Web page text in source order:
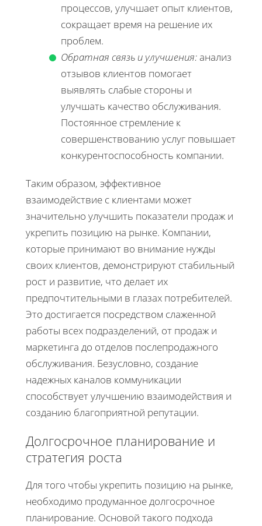
процессов, улучшает опыт клиентов,
сокращает время на решение их
проблем.
Обратная связь и улучшения:анализ
отзывов клиентов помогает
выявлять слабые стороны и
улучшать качество обслуживания.
Постоянное стремление к
совершенствованию услуг повышает
конкурентоспособность компании.
Таким образом, эффективное
взаимодействие с клиентами может
значительно улучшить показатели продаж и
укрепить позицию на рынке. Компании,
которые принимают во внимание нужды
своих клиентов, демонстрируют стабильный
рост и развитие, что делает их
предпочтительными в глазах потребителей.
Это достигается посредством слаженной
работы всех подразделений, от продаж и
маркетинга до отделов послепродажного
обслуживания. Безусловно, создание
надежных каналов коммуникации
способствует улучшению взаимодействия и
созданию благоприятной репутации.
Долгосрочное планирование и
стратегия роста
Для того чтобы укрепить позицию на рынке,
необходимо продуманное долгосрочное
планирование. Основой такого подхода